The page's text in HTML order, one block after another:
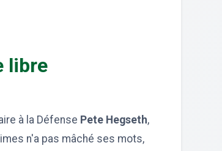
libre
à la Défense Pete Hegseth,
n'a pas mâché ses mots,